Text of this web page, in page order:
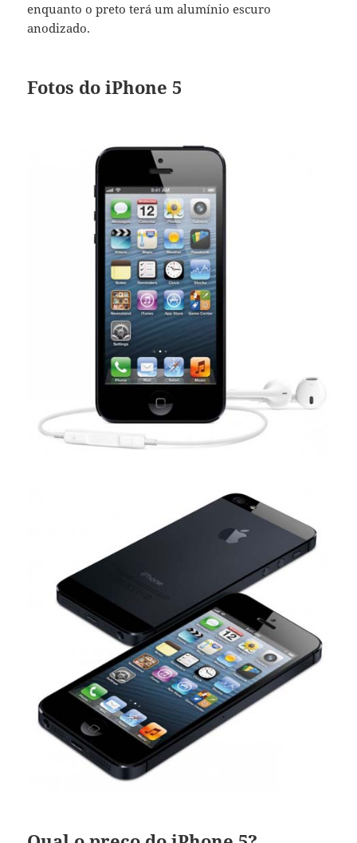
enquanto o preto terá um alumínio escuro
anodizado.
Fotos do iPhone 5